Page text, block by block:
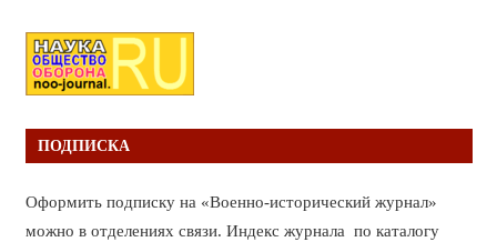
ПОДПИСКА
Оформить подписку на «Военно-исторический журнал»
можно в отделениях связи. Индекс журнала по каталогу